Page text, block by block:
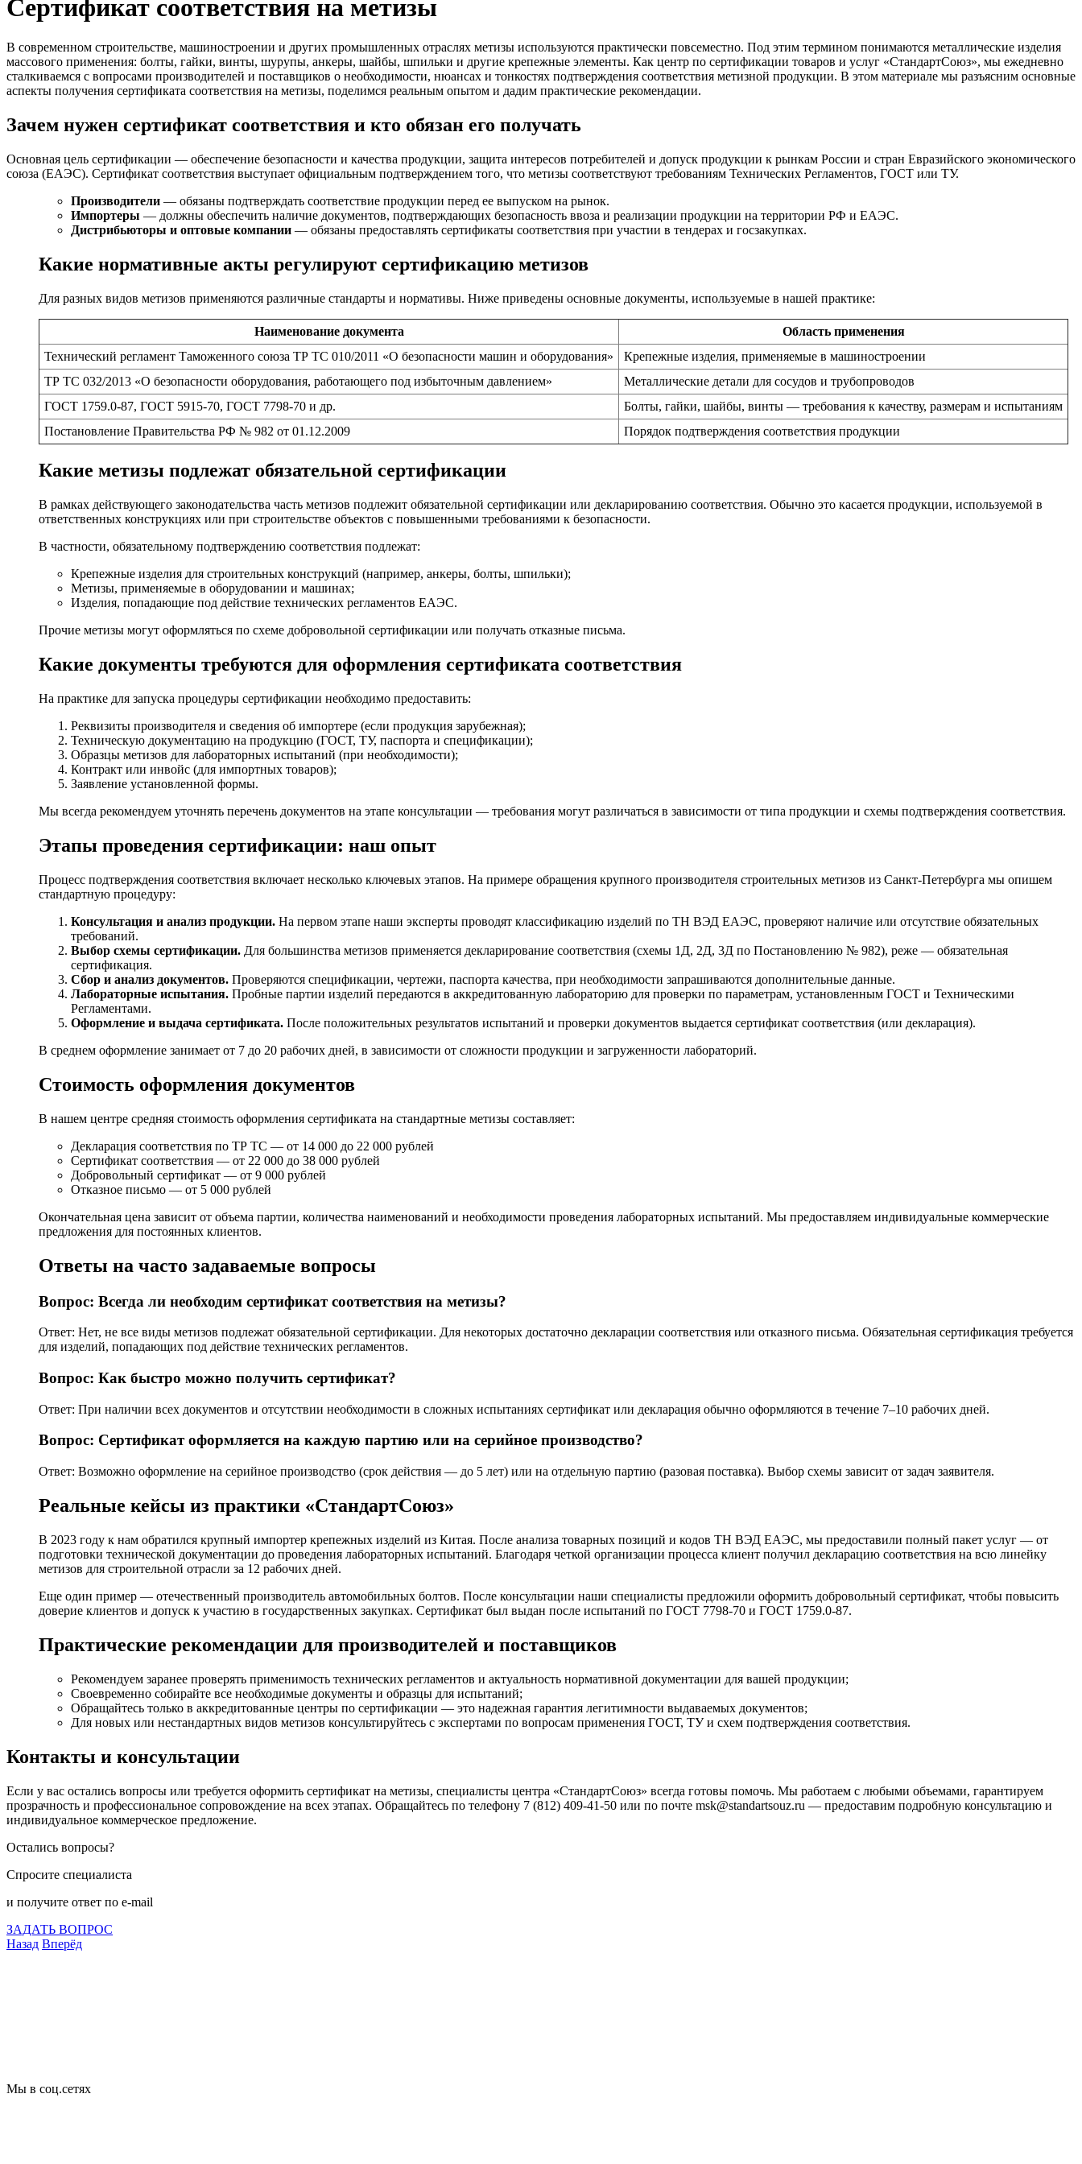
Сертификат соответствия на метизы
В современном строительстве, машиностроении и других промышленных отраслях метизы используются практически повсеместно. Под этим термином понимаются металлические изделия
массового применения: болты, гайки, винты, шурупы, анкеры, шайбы, шпильки и другие крепежные элементы. Как центр по сертификации товаров и услуг «СтандартСоюз», мы ежедневно
сталкиваемся с вопросами производителей и поставщиков о необходимости, нюансах и тонкостях подтверждения соответствия метизной продукции. В этом материале мы разъясним основные
аспекты получения сертификата соответствия на метизы, поделимся реальным опытом и дадим практические рекомендации.
Зачем нужен сертификат соответствия и кто обязан его получать
Основная цель сертификации — обеспечение безопасности и качества продукции, защита интересов потребителей и допуск продукции к рынкам России и стран Евразийского экономического
союза (ЕАЭС). Сертификат соответствия выступает официальным подтверждением того, что метизы соответствуют требованиям Технических Регламентов, ГОСТ или ТУ.
Производители — обязаны подтверждать соответствие продукции перед ее выпуском на рынок.
Импортеры — должны обеспечить наличие документов, подтверждающих безопасность ввоза и реализации продукции на территории РФ и ЕАЭС.
Дистрибьюторы и оптовые компании — обязаны предоставлять сертификаты соответствия при участии в тендерах и госзакупках.
Какие нормативные акты регулируют сертификацию метизов
Для разных видов метизов применяются различные стандарты и нормативы. Ниже приведены основные документы, используемые в нашей практике:
Наименование документа
Область применения
Технический регламент Таможенного союза ТР ТС 010/2011 «О безопасности машин и оборудования»
Крепежные изделия, применяемые в машиностроении
ТР ТС 032/2013 «О безопасности оборудования, работающего под избыточным давлением»
Металлические детали для сосудов и трубопроводов
ГОСТ 1759.0-87, ГОСТ 5915-70, ГОСТ 7798-70 и др.
Болты, гайки, шайбы, винты — требования к качеству, размерам и испытаниям
Постановление Правительства РФ № 982 от 01.12.2009
Порядок подтверждения соответствия продукции
Какие метизы подлежат обязательной сертификации
В рамках действующего законодательства часть метизов подлежит обязательной сертификации или декларированию соответствия. Обычно это касается продукции, используемой в
ответственных конструкциях или при строительстве объектов с повышенными требованиями к безопасности.
В частности, обязательному подтверждению соответствия подлежат:
Крепежные изделия для строительных конструкций (например, анкеры, болты, шпильки);
Метизы, применяемые в оборудовании и машинах;
Изделия, попадающие под действие технических регламентов ЕАЭС.
Прочие метизы могут оформляться по схеме добровольной сертификации или получать отказные письма.
Какие документы требуются для оформления сертификата соответствия
На практике для запуска процедуры сертификации необходимо предоставить:
Реквизиты производителя и сведения об импортере (если продукция зарубежная);
Техническую документацию на продукцию (ГОСТ, ТУ, паспорта и спецификации);
Образцы метизов для лабораторных испытаний (при необходимости);
Контракт или инвойс (для импортных товаров);
Заявление установленной формы.
Мы всегда рекомендуем уточнять перечень документов на этапе консультации — требования могут различаться в зависимости от типа продукции и схемы подтверждения соответствия.
Этапы проведения сертификации: наш опыт
Процесс подтверждения соответствия включает несколько ключевых этапов. На примере обращения крупного производителя строительных метизов из Санкт-Петербурга мы опишем
стандартную процедуру:
Консультация и анализ продукции. На первом этапе наши эксперты проводят классификацию изделий по ТН ВЭД ЕАЭС, проверяют наличие или отсутствие обязательных
требований.
Выбор схемы сертификации. Для большинства метизов применяется декларирование соответствия (схемы 1Д, 2Д, 3Д по Постановлению № 982), реже — обязательная
сертификация.
Сбор и анализ документов. Проверяются спецификации, чертежи, паспорта качества, при необходимости запрашиваются дополнительные данные.
Лабораторные испытания. Пробные партии изделий передаются в аккредитованную лабораторию для проверки по параметрам, установленным ГОСТ и Техническими
Регламентами.
Оформление и выдача сертификата. После положительных результатов испытаний и проверки документов выдается сертификат соответствия (или декларация).
В среднем оформление занимает от 7 до 20 рабочих дней, в зависимости от сложности продукции и загруженности лабораторий.
Стоимость оформления документов
В нашем центре средняя стоимость оформления сертификата на стандартные метизы составляет:
Декларация соответствия по ТР ТС — от 14 000 до 22 000 рублей
Сертификат соответствия — от 22 000 до 38 000 рублей
Добровольный сертификат — от 9 000 рублей
Отказное письмо — от 5 000 рублей
Окончательная цена зависит от объема партии, количества наименований и необходимости проведения лабораторных испытаний. Мы предоставляем индивидуальные коммерческие
предложения для постоянных клиентов.
Ответы на часто задаваемые вопросы
Вопрос: Всегда ли необходим сертификат соответствия на метизы?
Ответ: Нет, не все виды метизов подлежат обязательной сертификации. Для некоторых достаточно декларации соответствия или отказного письма. Обязательная сертификация требуется
для изделий, попадающих под действие технических регламентов.
Вопрос: Как быстро можно получить сертификат?
Ответ: При наличии всех документов и отсутствии необходимости в сложных испытаниях сертификат или декларация обычно оформляются в течение 7–10 рабочих дней.
Вопрос: Сертификат оформляется на каждую партию или на серийное производство?
Ответ: Возможно оформление на серийное производство (срок действия — до 5 лет) или на отдельную партию (разовая поставка). Выбор схемы зависит от задач заявителя.
Реальные кейсы из практики «СтандартСоюз»
В 2023 году к нам обратился крупный импортер крепежных изделий из Китая. После анализа товарных позиций и кодов ТН ВЭД ЕАЭС, мы предоставили полный пакет услуг — от
подготовки технической документации до проведения лабораторных испытаний. Благодаря четкой организации процесса клиент получил декларацию соответствия на всю линейку
метизов для строительной отрасли за 12 рабочих дней.
Еще один пример — отечественный производитель автомобильных болтов. После консультации наши специалисты предложили оформить добровольный сертификат, чтобы повысить
доверие клиентов и допуск к участию в государственных закупках. Сертификат был выдан после испытаний по ГОСТ 7798-70 и ГОСТ 1759.0-87.
Практические рекомендации для производителей и поставщиков
Рекомендуем заранее проверять применимость технических регламентов и актуальность нормативной документации для вашей продукции;
Своевременно собирайте все необходимые документы и образцы для испытаний;
Обращайтесь только в аккредитованные центры по сертификации — это надежная гарантия легитимности выдаваемых документов;
Для новых или нестандартных видов метизов консультируйтесь с экспертами по вопросам применения ГОСТ, ТУ и схем подтверждения соответствия.
Контакты и консультации
Если у вас остались вопросы или требуется оформить сертификат на метизы, специалисты центра «СтандартСоюз» всегда готовы помочь. Мы работаем с любыми объемами, гарантируем
прозрачность и профессиональное сопровождение на всех этапах. Обращайтесь по телефону 7 (812) 409-41-50 или по почте msk@standartsouz.ru — предоставим подробную консультацию и
индивидуальное коммерческое предложение.
Остались вопросы?
Спросите специалиста
и получите ответ по e-mail
ЗАДАТЬ ВОПРОС
Назад Вперёд
Мы в соц.сетях